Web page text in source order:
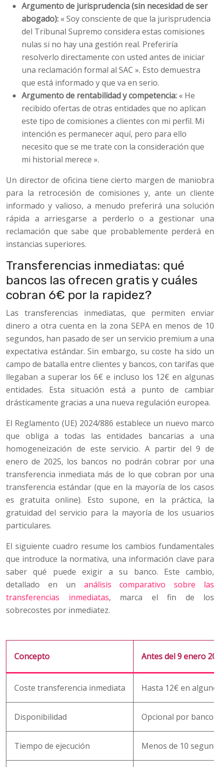
Argumento de jurisprudencia (sin necesidad de ser
abogado): « Soy consciente de que la jurisprudencia
del Tribunal Supremo considera estas comisiones
nulas si no hay una gestión real. Preferiría
resolverlo directamente con usted antes de iniciar
una reclamación formal al SAC ». Esto demuestra
que está informado y que va en serio.
Argumento de rentabilidad y competencia: « He
recibido ofertas de otras entidades que no aplican
este tipo de comisiones a clientes con mi perfil. Mi
intención es permanecer aquí, pero para ello
necesito que se me trate con la consideración que
mi historial merece ».
Un director de oficina tiene cierto margen de maniobra
para la retrocesión de comisiones y, ante un cliente
informado y valioso, a menudo preferirá una solución
rápida a arriesgarse a perderlo o a gestionar una
reclamación que sabe que probablemente perderá en
instancias superiores.
Transferencias inmediatas: qué
bancos las ofrecen gratis y cuáles
cobran 6€ por la rapidez?
Las transferencias inmediatas, que permiten enviar
dinero a otra cuenta en la zona SEPA en menos de 10
segundos, han pasado de ser un servicio premium a una
expectativa estándar. Sin embargo, su coste ha sido un
campo de batalla entre clientes y bancos, con tarifas que
llegaban a superar los 6€ e incluso los 12€ en algunas
entidades. Esta situación está a punto de cambiar
drásticamente gracias a una nueva regulación europea.
El Reglamento (UE) 2024/886 establece un nuevo marco
que obliga a todas las entidades bancarias a una
homogeneización de este servicio. A partir del 9 de
enero de 2025, los bancos no podrán cobrar por una
transferencia inmediata más de lo que cobran por una
transferencia estándar (que en la mayoría de los casos
es gratuita online). Esto supone, en la práctica, la
gratuidad del servicio para la mayoría de los usuarios
particulares.
El siguiente cuadro resume los cambios fundamentales
que introduce la normativa, una información clave para
saber qué puede exigir a su banco. Este cambio,
detallado en un análisis comparativo sobre las
transferencias inmediatas, marca el fin de los
sobrecostes por inmediatez.
Concepto Antes del 9 enero
Coste transferencia inmediata Hasta 12€ en
Disponibilidad Opcional por banco
Tiempo de ejecución Menos de 10